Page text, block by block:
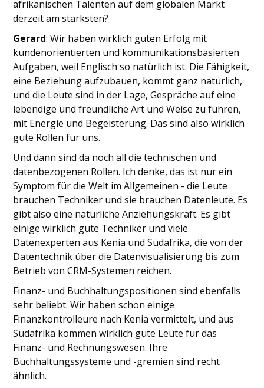
afrikanischen Talenten auf dem globalen Markt
derzeit am stärksten?
Gerard: Wir haben wirklich guten Erfolg mit
kundenorientierten und kommunikationsbasierten
Aufgaben, weil Englisch so natürlich ist. Die Fähigkeit,
eine Beziehung aufzubauen, kommt ganz natürlich,
und die Leute sind in der Lage, Gespräche auf eine
lebendige und freundliche Art und Weise zu führen,
mit Energie und Begeisterung. Das sind also wirklich
gute Rollen für uns.
Und dann sind da noch all die technischen und
datenbezogenen Rollen. Ich denke, das ist nur ein
Symptom für die Welt im Allgemeinen - die Leute
brauchen Techniker und sie brauchen Datenleute. Es
gibt also eine natürliche Anziehungskraft. Es gibt
einige wirklich gute Techniker und viele
Datenexperten aus Kenia und Südafrika, die von der
Datentechnik über die Datenvisualisierung bis zum
Betrieb von CRM-Systemen reichen.
Finanz- und Buchhaltungspositionen sind ebenfalls
sehr beliebt. Wir haben schon einige
Finanzkontrolleure nach Kenia vermittelt, und aus
Südafrika kommen wirklich gute Leute für das
Finanz- und Rechnungswesen. Ihre
Buchhaltungssysteme und -gremien sind recht
ähnlich.